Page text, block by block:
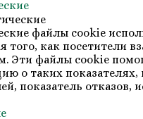
файлы cookie
того, как посетители
Эти файлы cookie
о таких показателях,
показатель отказов,